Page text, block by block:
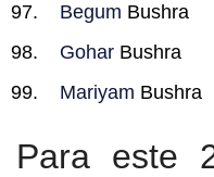
Begum Bushra
Gohar Bushra
Mariyam Bushra
Para este